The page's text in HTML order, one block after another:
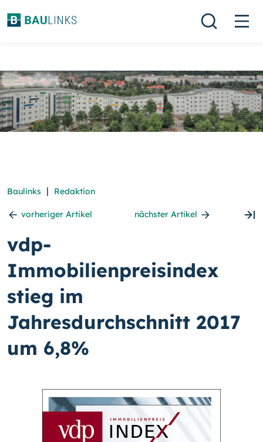
Baulinks | Redaktion
vorheriger Artikel nächster Artikel
vdp-
Immobilienpreisindex
stieg im
Jahresdurchschnitt 2017
um 6,8%